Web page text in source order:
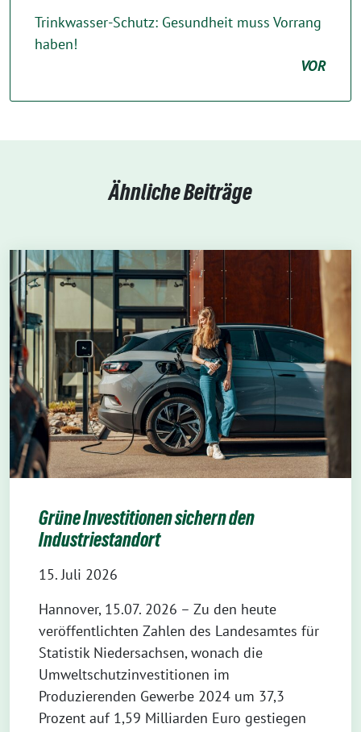
Trinkwasser-Schutz: Gesundheit muss Vorrang
haben!
VOR
Ähnliche Beiträge
Grüne Investitionen sichern den
Industriestandort
15. Juli 2026
Hannover, 15.07. 2026 – Zu den heute
veröffentlichten Zahlen des Landesamtes für
Statistik Niedersachsen, wonach die
Umweltschutzinvestitionen im
Produzierenden Gewerbe 2024 um 37,3
Prozent auf 1,59 Milliarden Euro gestiegen